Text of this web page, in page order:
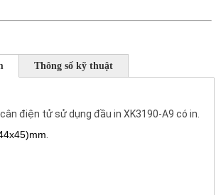
Thông số kỹ thuật
điện tử sử dụng đầu in XK3190-A9 có in.